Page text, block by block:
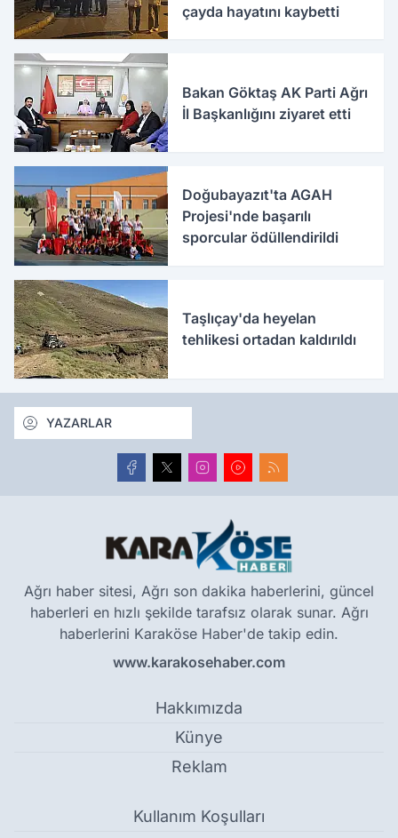
çayda hayatını kaybetti
Bakan Göktaş AK Parti Ağrı
İl Başkanlığını ziyaret etti
Doğubayazıt'ta AGAH
Projesi'nde başarılı
sporcular ödüllendirildi
Taşlıçay'da heyelan
tehlikesi ortadan kaldırıldı
YAZARLAR
Ağrı haber sitesi, Ağrı son dakika haberlerini, güncel
haberleri en hızlı şekilde tarafsız olarak sunar. Ağrı
haberlerini Karaköse Haber'de takip edin.
www.karakosehaber.com
Hakkımızda
Künye
Reklam
Kullanım Koşulları